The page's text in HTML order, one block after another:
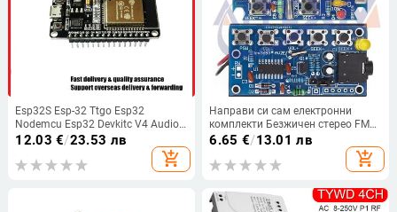
Esp32S Esp-32 Ttgo Esp32
Nodemcu Esp32 Devkitc V4 Audio
Wifi Esp32 Cam Wifi модул
12.03 €/23.53 лв
add_shopping_cart
Направи си сам електронни
комплекти Безжичен стерео FM
радиоприемник Модул PCB
76MHz-108MHz DC 1.8V-3.6V
6.65 €/13.01 лв
add_shopping_cart